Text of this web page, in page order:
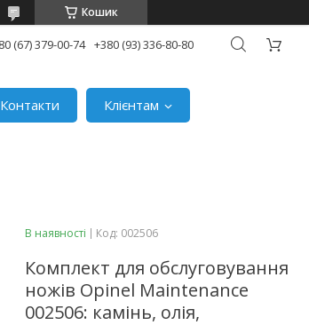
Кошик
(67) 379-00-74 +380 (93) 336-80-80
Контакти
Клієнтам
В наявності Код: 002506
Комплект для обслуговування
ножів Opinel Maintenance
002506: камінь, олія,